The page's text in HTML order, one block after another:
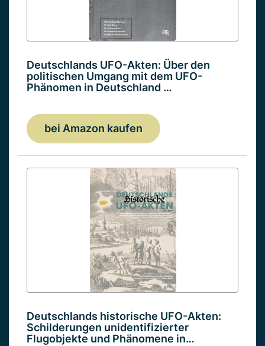
Deutschlands UFO-Akten: Über den
politischen Umgang mit dem UFO-
Phänomen in Deutschland …
bei Amazon kaufen
Deutschlands historische UFO-Akten:
Schilderungen unidentifizierter
Flugobjekte und Phänomene in…